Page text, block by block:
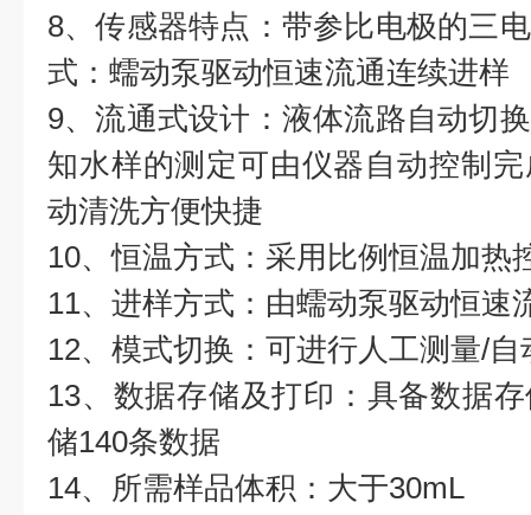
8、传感器特点：带参比电极的三
式：蠕动泵驱动恒速流通连续进样
9、流通式设计：液体流路自动切
知水样的测定可由仪器自动控制
动清洗方便快捷
10、恒温方式：采用比例恒温加热
11、进样方式：由蠕动泵驱动恒速
12、模式切换：可进行人工测量/
13、数据存储及打印：具备数据
储140条数据
14、所需样品体积：大于30mL